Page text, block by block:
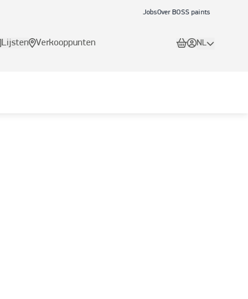
JobsOver BOSS paints
Lijsten Verkooppunten NL